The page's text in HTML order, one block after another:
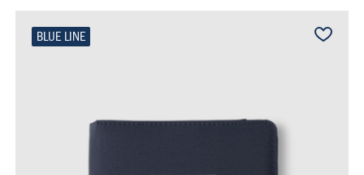
BLUE LINE